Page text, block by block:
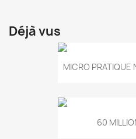
Déjà vus
MICRO PRATIQUE
60